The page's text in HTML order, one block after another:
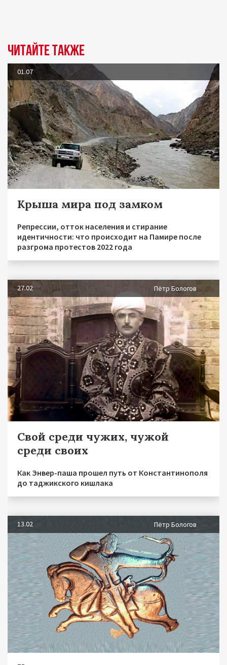
Читайте также
01.07
Крыша мира под замком
Репрессии, отток населения и стирание
идентичности: что происходит на Памире после
разгрома протестов 2022 года
27.02 Пётр Бологов
Свой среди чужих, чужой
среди своих
Как Энвер-паша прошел путь от Константинополя
до таджикского кишлака
13.02 Пётр Бологов